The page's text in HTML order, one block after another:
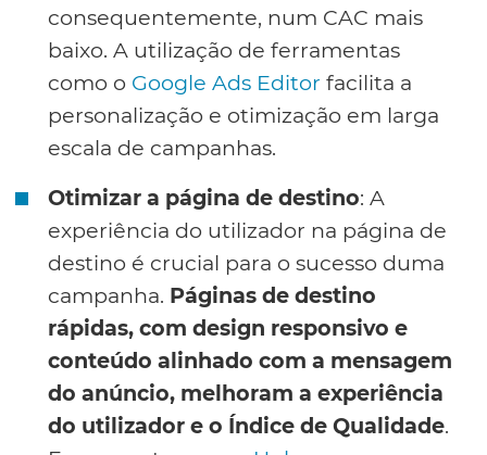
consequentemente, num CAC mais
baixo. A utilização de ferramentas
como o Google Ads Editor facilita a
personalização e otimização em larga
escala de campanhas.
Otimizar a página de destino: A
experiência do utilizador na página de
destino é crucial para o sucesso duma
campanha. Páginas de destino
rápidas, com design responsivo e
conteúdo alinhado com a mensagem
do anúncio, melhoram a experiência
do utilizador e o Índice de Qualidade.